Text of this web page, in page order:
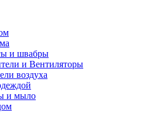
и швабры
и Вентиляторы
воздуха
и мыло